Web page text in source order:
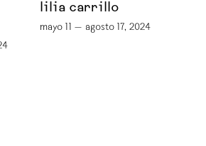
lilia carrillo
mayo 11 — agosto 17, 2024